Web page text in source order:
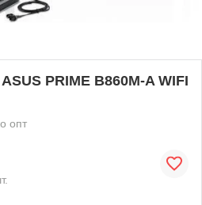
PRIME B860M-A WIFI
опт